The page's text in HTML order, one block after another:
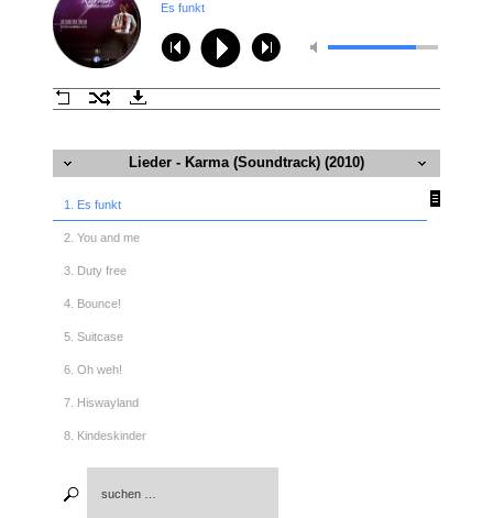
Es funkt
Lieder - Karma (Soundtrack) (2010)
1. Es funkt
2. You and me
3. Duty free
4. Bounce!
5. Suitcase
6. Oh weh!
7. Hiswayland
8. Kindeskinder
9. License to umbrella
10. I hear your voice